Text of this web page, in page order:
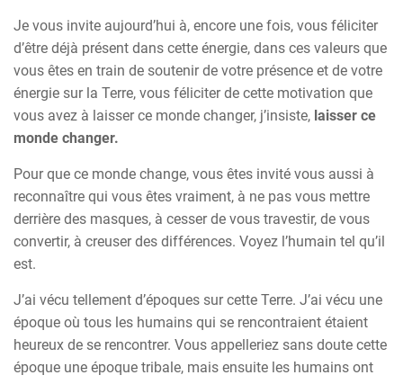
Je vous invite aujourd’hui à, encore une fois, vous féliciter
d’être déjà présent dans cette énergie, dans ces valeurs que
vous êtes en train de soutenir de votre présence et de votre
énergie sur la Terre, vous féliciter de cette motivation que
vous avez à laisser ce monde changer, j’insiste, laisser ce
monde changer.
Pour que ce monde change, vous êtes invité vous aussi à
reconnaître qui vous êtes vraiment, à ne pas vous mettre
derrière des masques, à cesser de vous travestir, de vous
convertir, à creuser des différences. Voyez l’humain tel qu’il
est.
J’ai vécu tellement d’époques sur cette Terre. J’ai vécu une
époque où tous les humains qui se rencontraient étaient
heureux de se rencontrer. Vous appelleriez sans doute cette
époque une époque tribale, mais ensuite les humains ont